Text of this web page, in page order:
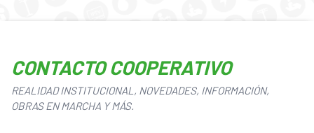
CONTACTO COOPERATIVO
REALIDAD INSTITUCIONAL, NOVEDADES, INFORMACIÓN,
OBRAS EN MARCHA Y MÁS.